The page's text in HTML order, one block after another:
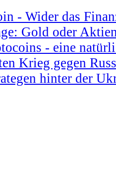
- Wider das
Gold oder
- eine
Krieg gegen
hinter der